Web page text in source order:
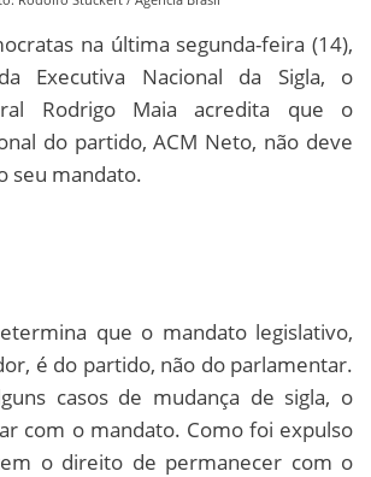
na última segunda-feira (14),
Executiva Nacional da Sigla, o
Rodrigo Maia acredita que o
do partido, ACM Neto, não deve
seu mandato.
que o mandato legislativo,
é do partido, não do parlamentar.
casos de mudança de sigla, o
com o mandato. Como foi expulso
o direito de permanecer com o